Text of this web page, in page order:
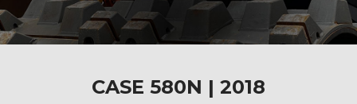
CASE 580N | 2018